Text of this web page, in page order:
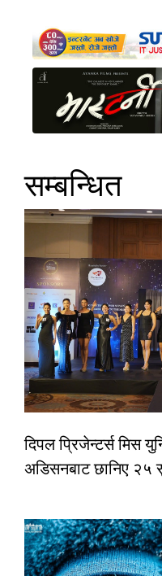
सम्बन्धित
दिपल प्रिजेन्टर्स मिस
अडिसनबाट छानिए २५